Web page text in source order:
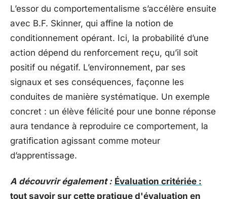
L’essor du comportementalisme s’accélère ensuite
avec B.F. Skinner, qui affine la notion de
conditionnement opérant. Ici, la probabilité d’une
action dépend du renforcement reçu, qu’il soit
positif ou négatif. L’environnement, par ses
signaux et ses conséquences, façonne les
conduites de manière systématique. Un exemple
concret : un élève félicité pour une bonne réponse
aura tendance à reproduire ce comportement, la
gratification agissant comme moteur
d’apprentissage.
A découvrir également : Évaluation critériée :
tout savoir sur cette pratique d'évaluation en